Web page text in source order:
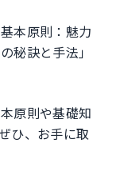
本原則：魅力
秘訣と手法」
原則や基礎知
ひ、お手に取